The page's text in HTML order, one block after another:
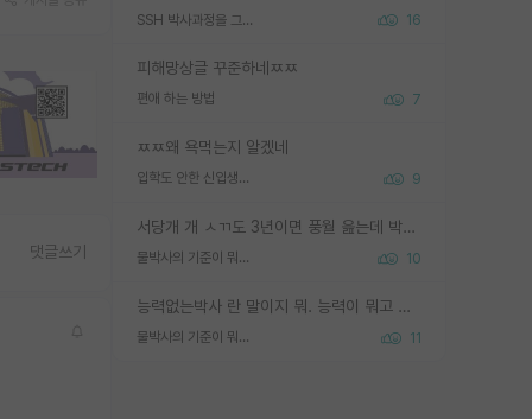
SSH 박사과정을 그만두고 지방대 박사로 옮기면 교수의 꿈은 끝일까요? 16
피해망상글 꾸준하네ㅉㅉ
편애 하는 방법 7
ㅉㅉ왜 욕먹는지 알겠네
입학도 안한 신입생이 원래 관심을 받나요 9
서당개 개 ㅅㄲ도 3년이면 풍월 읊는데 박사 5년 이상 대리고 있으면서 물된건 교수 탓 맞는ㄱ게 거기가 서당이 아니란 소리임
물박사의 기준이 뭐임? 10
능력없는박사 란 말이지 뭐. 능력이 뭐고 능력이 있다는게 뭔지는 사람마다 기준이 다르니까 얘기해봐야 서로 자기 기준만 얘기해서 논쟁이 끝이 안나고. 주위에서 능력있고 야심있는 신입생이 교수가 유의미한 피드백을 아예 안주면서 제대로된 과제에 참여해볼 기회도 제공하지 않고 잡일 뺑뺑이만 돌려서 맨날 단순작업만 하면서 밤새다가 눈빛이 점점 죽어가는걸 본 사람은 물박사는 교수탓이라고 하고, 교수는 이것저것 알려도 주고 기회도 주고 사수 동기 붙여주면서 어떻게든 끌고가려고 하는데 본인이 매일 뺀질거리면서 출근 하는둥마는둥 하다가 기껏 와서도 폰이나 쳐다보다가 실험 망치고 저녁약속있어서 먼저 가볼게요~ 하는걸 본 사람은 물박사는 본인탓이라고 함.
물박사의 기준이 뭐임? 11
댓글쓰기